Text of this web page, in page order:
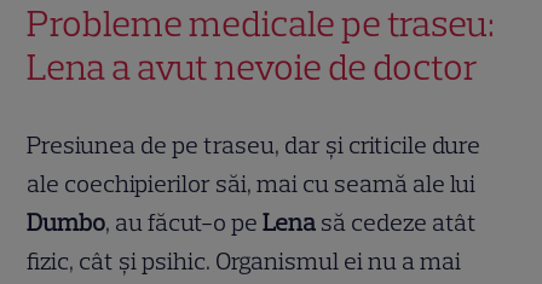
Probleme medicale pe traseu:
Lena a avut nevoie de doctor
Presiunea de pe traseu, dar și criticile dure
ale coechipierilor săi, mai cu seamă ale lui
Dumbo, au făcut-o peLena să cedeze atât
fizic, cât și psihic. Organismul ei nu a mai